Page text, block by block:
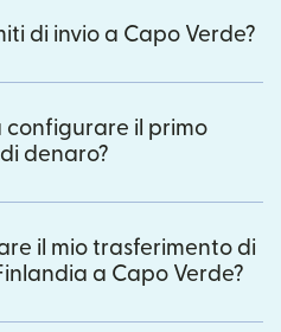
di invio a Capo Verde?
configurare il primo
denaro?
il mio trasferimento di
a Capo Verde?